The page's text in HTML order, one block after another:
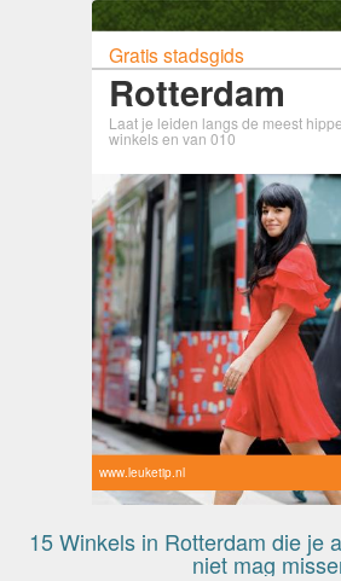
Gratis stadsgids
Rotterdam
Laat je leiden langs de meest hippe
winkels en van 010
www.leuketip.nl
15 Winkels in Rotterdam die je
niet mag